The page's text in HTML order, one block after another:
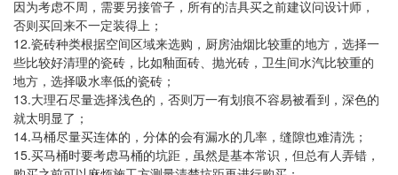
因为考虑不周，需要另接管子，所有的洁具买之前建议问设计师，
否则买回来不一定装得上；
12.瓷砖种类根据空间区域来选购，厨房油烟比较重的地方，选择一
些比较好清理的瓷砖，比如釉面砖、抛光砖，卫生间水汽比较重的
地方，选择吸水率低的瓷砖；
13.大理石尽量选择浅色的，否则万一有划痕不容易被看到，深色的
就太明显了；
14.马桶尽量买连体的，分体的会有漏水的几率，缝隙也难清洗；
15.买马桶时要考虑马桶的坑距，虽然是基本常识，但总有人弄错，